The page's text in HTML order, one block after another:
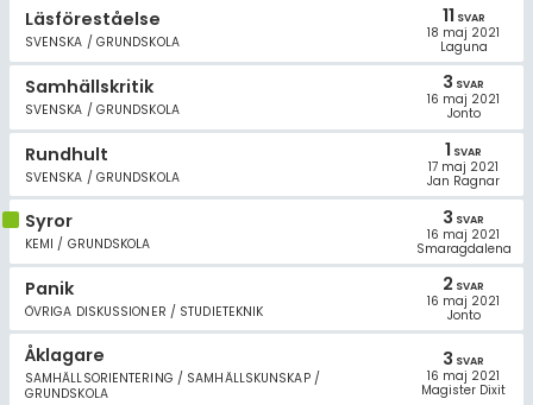
Läsföreståelse
SVENSKA / GRUNDSKOLA
11 SVAR
18 maj 2021
Laguna
Samhällskritik
SVENSKA / GRUNDSKOLA
3 SVAR
16 maj 2021
Jonto
Rundhult
SVENSKA / GRUNDSKOLA
1 SVAR
17 maj 2021
Jan Ragnar
Syror
KEMI / GRUNDSKOLA
3 SVAR
16 maj 2021
Smaragdalena
Panik
ÖVRIGA DISKUSSIONER / STUDIETEKNIK
2 SVAR
16 maj 2021
Jonto
Åklagare
SAMHÄLLSORIENTERING / SAMHÄLLSKUNSKAP /
GRUNDSKOLA
3 SVAR
16 maj 2021
Magister Dixit